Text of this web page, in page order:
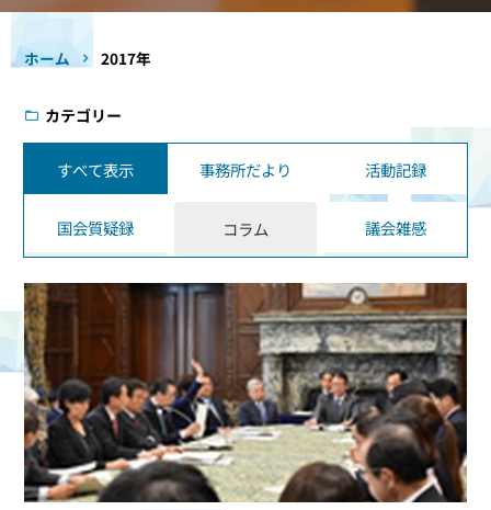
ホーム 2017年
カテゴリー
すべて表示 事務所だより 活動記録
国会質疑録 コラム 議会雑感